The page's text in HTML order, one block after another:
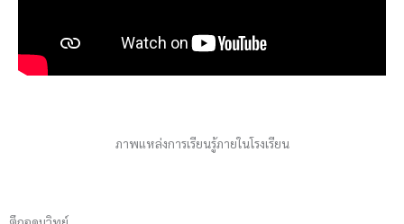
ภาพแหล่งการเรียนรู้ภายในโรงเรียน